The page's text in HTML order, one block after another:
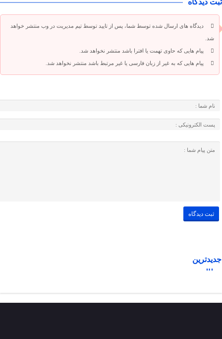
ثبت دیدگاه
دیدگاه های ارسال شده توسط شما، پس از تایید توسط تیم مدیریت در وب منتشر خواهد
شد.
پیام هایی که حاوی تهمت یا افترا باشد منتشر نخواهد شد.
پیام هایی که به غیر از زبان فارسی یا غیر مرتبط باشد منتشر نخواهد شد.
جدیدترین
مطالب